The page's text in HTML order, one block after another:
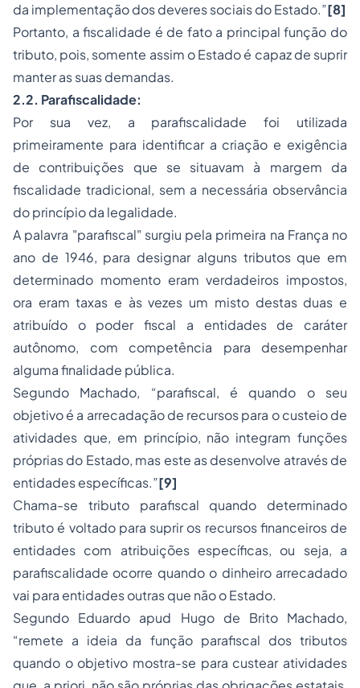
da implementação dos deveres sociais do Estado.”[8]
Portanto, a fiscalidade é de fato a principal função do
tributo, pois, somente assim o Estado é capaz de suprir
manter as suas demandas.
2.2. Parafiscalidade:
Por sua vez, a parafiscalidade foi utilizada
primeiramente para identificar a criação e exigência
de contribuições que se situavam à margem da
fiscalidade tradicional, sem a necessária observância
do princípio da legalidade.
A palavra "parafiscal" surgiu pela primeira na França no
ano de 1946, para designar alguns tributos que em
determinado momento eram verdadeiros impostos,
ora eram taxas e às vezes um misto destas duas e
atribuído o poder fiscal a entidades de caráter
autônomo, com competência para desempenhar
alguma finalidade pública.
Segundo Machado, “parafiscal, é quando o seu
objetivo é a arrecadação de recursos para o custeio de
atividades que, em princípio, não integram funções
próprias do Estado, mas este as desenvolve através de
entidades específicas.”[9]
Chama-se tributo parafiscal quando determinado
tributo é voltado para suprir os recursos financeiros de
entidades com atribuições específicas, ou seja, a
parafiscalidade ocorre quando o dinheiro arrecadado
vai para entidades outras que não o Estado.
Segundo Eduardo apud Hugo de Brito Machado,
“remete a ideia da função parafiscal dos tributos
quando o objetivo mostra-se para custear atividades